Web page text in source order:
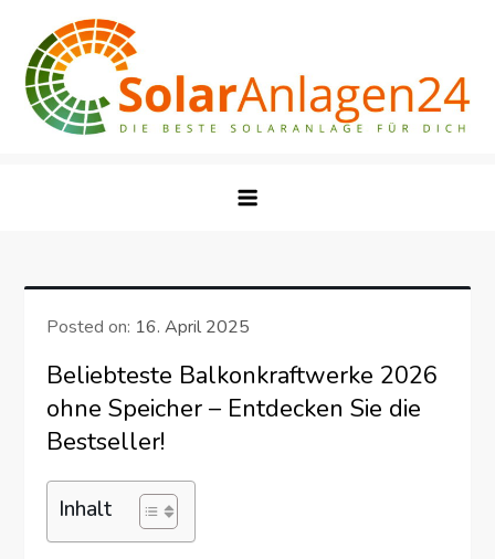
content
Posted on: 16. April 2025
Beliebteste Balkonkraftwerke 2026
ohne Speicher – Entdecken Sie die
Bestseller!
Inhalt